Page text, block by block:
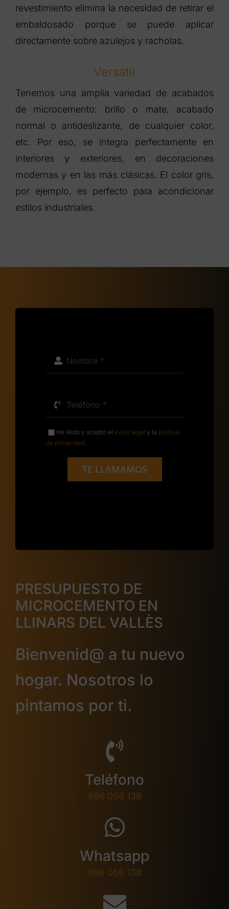
revestimiento elimina la necesidad de retirar el
embaldosado porque se puede aplicar
directamente sobre azulejos y racholas.
Versátil
Tenemos una amplia variedad de acabados
de microcemento: brillo o mate, acabado
normal o antideslizante, de cualquier color,
etc. Por eso, se integra perfectamente en
interiores y exteriores, en decoraciones
modernas y en las más clásicas. El color gris,
por ejemplo, es perfecto para acondicionar
estilos industriales.
He leído y acepto el aviso legal y la política
de privacidad.
TE LLAMAMOS
PRESUPUESTO DE
MICROCEMENTO EN
LLINARS DEL VALLÈS
Bienvenid@ a tu nuevo
hogar. Nosotros lo
pintamos por ti.
Teléfono
696 056 138
Whatsapp
696 056 138